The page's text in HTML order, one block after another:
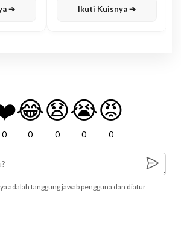
➔ Ikuti Kuisnya ➔
0
😂
0
😧
0
😭
0
😡
0
adalah tanggung jawab pengguna dan diatur